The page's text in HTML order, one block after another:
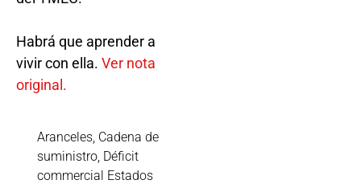
Habrá que aprender a
vivir con ella. Ver nota
original.
Aranceles, Cadena de
suministro, Déficit
commercial Estados